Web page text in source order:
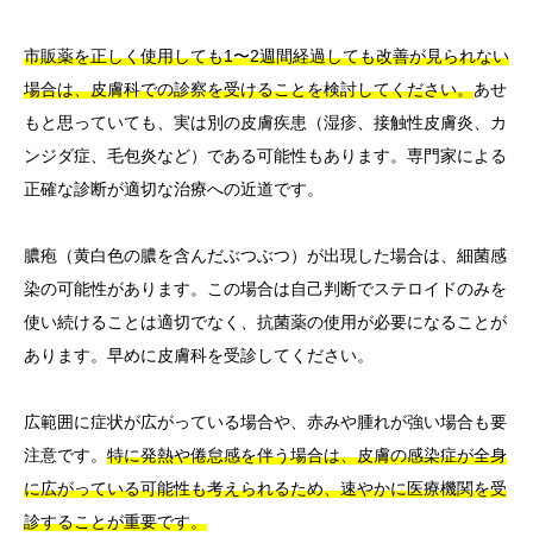
市販薬を正しく使用しても1〜2週間経過しても改善が見られない
場合は、皮膚科での診察を受けることを検討してください。あせ
もと思っていても、実は別の皮膚疾患（湿疹、接触性皮膚炎、カ
ンジダ症、毛包炎など）である可能性もあります。専門家による
正確な診断が適切な治療への近道です。
膿疱（黄白色の膿を含んだぶつぶつ）が出現した場合は、細菌感
染の可能性があります。この場合は自己判断でステロイドのみを
使い続けることは適切でなく、抗菌薬の使用が必要になることが
あります。早めに皮膚科を受診してください。
広範囲に症状が広がっている場合や、赤みや腫れが強い場合も要
注意です。 特に発熱や倦怠感を伴う場合は、皮膚の感染症が全身
に広がっている可能性も考えられるため、速やかに医療機関を受
診することが重要です。